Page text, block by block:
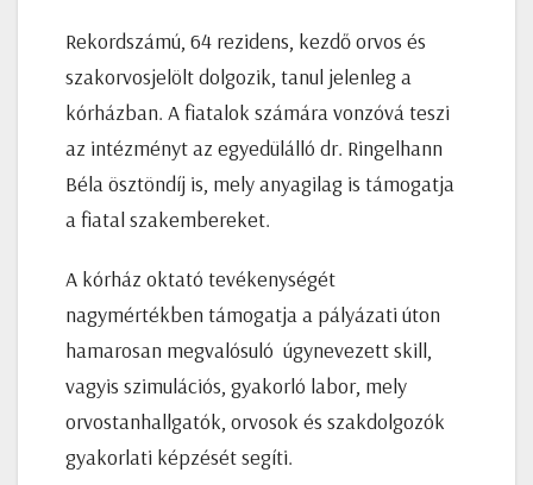
Rekordszámú, 64 rezidens, kezdő orvos és
szakorvosjelölt dolgozik, tanul jelenleg a
kórházban. A fiatalok számára vonzóvá teszi
az intézményt az egyedülálló dr. Ringelhann
Béla ösztöndíj is, mely anyagilag is támogatja
a fiatal szakembereket.
A kórház oktató tevékenységét
nagymértékben támogatja a pályázati úton
hamarosan megvalósuló úgynevezett skill,
vagyis szimulációs, gyakorló labor, mely
orvostanhallgatók, orvosok és szakdolgozók
gyakorlati képzését segíti.